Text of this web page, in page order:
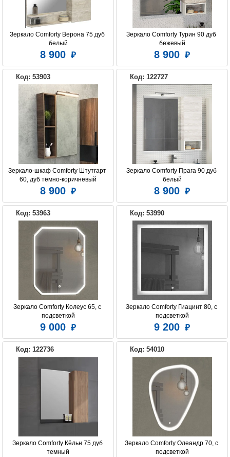
Зеркало Comforty Верона 75 дуб
белый
8 900
Зеркало Comforty Турин 90 дуб
бежевый
8 900
Код: 53903
Зеркало-шкаф Comforty Штутгарт
60, дуб тёмно-коричневый
8 900
Код: 122727
Зеркало Comforty Прага 90 дуб
белый
8 900
Код: 53963
Зеркало Comforty Колеус 65, с
подсветкой
9 000
Код: 53990
Зеркало Comforty Гиацинт 80, с
подсветкой
9 200
Код: 122736
Зеркало Comforty Кёльн 75 дуб
темный
Код: 54010
Зеркало Comforty Олеандр 70, с
подсветкой